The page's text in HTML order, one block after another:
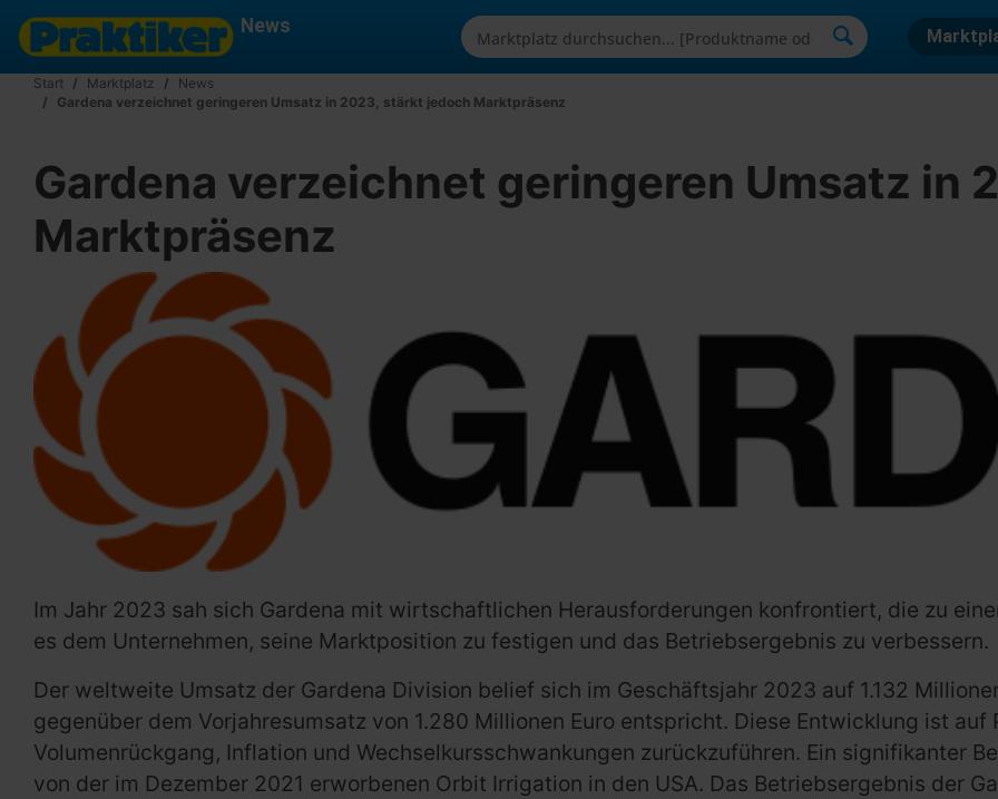
News
Start Marktplatz
News
Gardena verzeichnet geringeren Umsatz in 2023, stärkt jedoch Marktpräsenz
Gardena verzeichnet geringeren Umsatz in
Marktpräsenz
Im Jahr 2023 sah sich Gardena mit wirtschaftlichen Herausforderungen konfrontiert, die zu
es dem Unternehmen, seine Marktposition zu festigen und das Betriebsergebnis zu verbessern.
Der weltweite Umsatz der Gardena Division belief sich im Geschäftsjahr 2023 auf 1.132
gegenüber dem Vorjahresumsatz von 1.280 Millionen Euro entspricht. Diese Entwicklung ist
Volumenrückgang, Inflation und Wechselkursschwankungen zurückzuführen. Ein signifikanter
von der im Dezember 2021 erworbenen Orbit Irrigation in den USA. Das Betriebsergebnis der